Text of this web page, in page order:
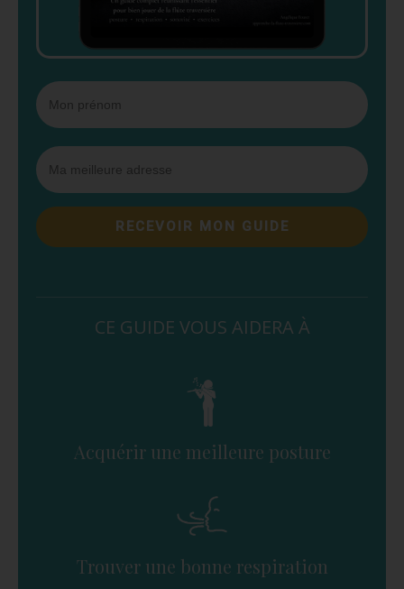
RECEVOIR MON GUIDE
CE GUIDE VOUS AIDERA À
Acquérir une meilleure posture
Trouver une bonne respiration